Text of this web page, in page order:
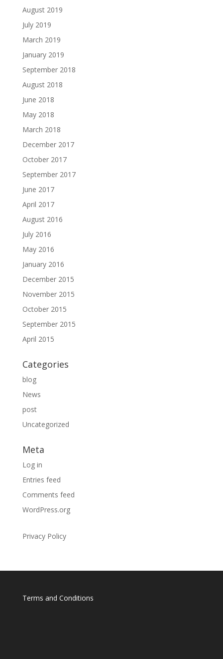
August 2019
July 2019
March 2019
January 2019
September 2018
August 2018
June 2018
May 2018
March 2018
December 2017
October 2017
September 2017
June 2017
April 2017
August 2016
July 2016
May 2016
January 2016
December 2015
November 2015
October 2015
September 2015
April 2015
Categories
blog
News
post
Uncategorized
Meta
Log in
Entries feed
Comments feed
WordPress.org
Privacy Policy
Terms and Conditions